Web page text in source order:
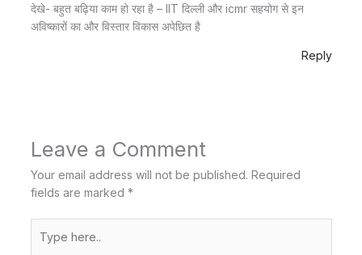
देखे- बहुत बढ़िया काम हो रहा है – IIT दिल्ली और icmr सहयोग से इन
अविष्कारों का और विस्तार विकास अपेछित है
Reply
Leave a Comment
Your email address will not be published. Required
fields are marked *
here..